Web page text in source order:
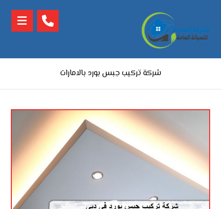
شركة تركيب جبس بورد بالامارات